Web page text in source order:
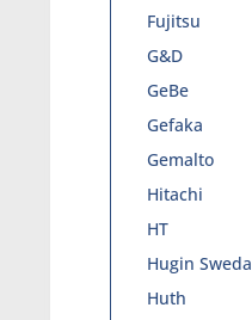
Fujitsu
G&D
GeBe
Gefaka
Gemalto
Hitachi
HT
Hugin Sweda
Huth